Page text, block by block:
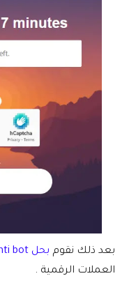
بعد ذلك نقومبحل anti bot
العملات الرقمية .